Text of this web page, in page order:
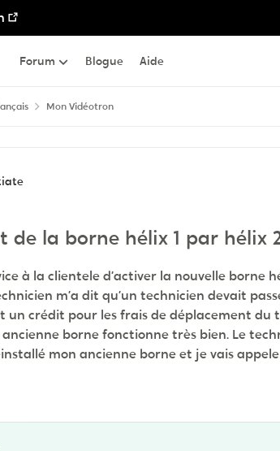
Forum Blogue Aide
Mon Vidéotron
forum
de la borne hélix 1 par hélix
à la clientele d’activer la nouvelle borne
m’a dit qu’un technicien devait
un crédit pour les frais de déplacement du
borne fonctionne très bien. Le
mon ancienne borne et je vais